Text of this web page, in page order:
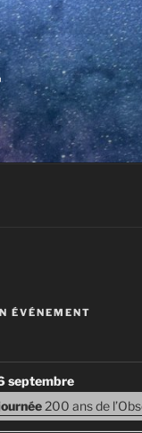
ÉVÉNEMENT
septembre
200 ans de